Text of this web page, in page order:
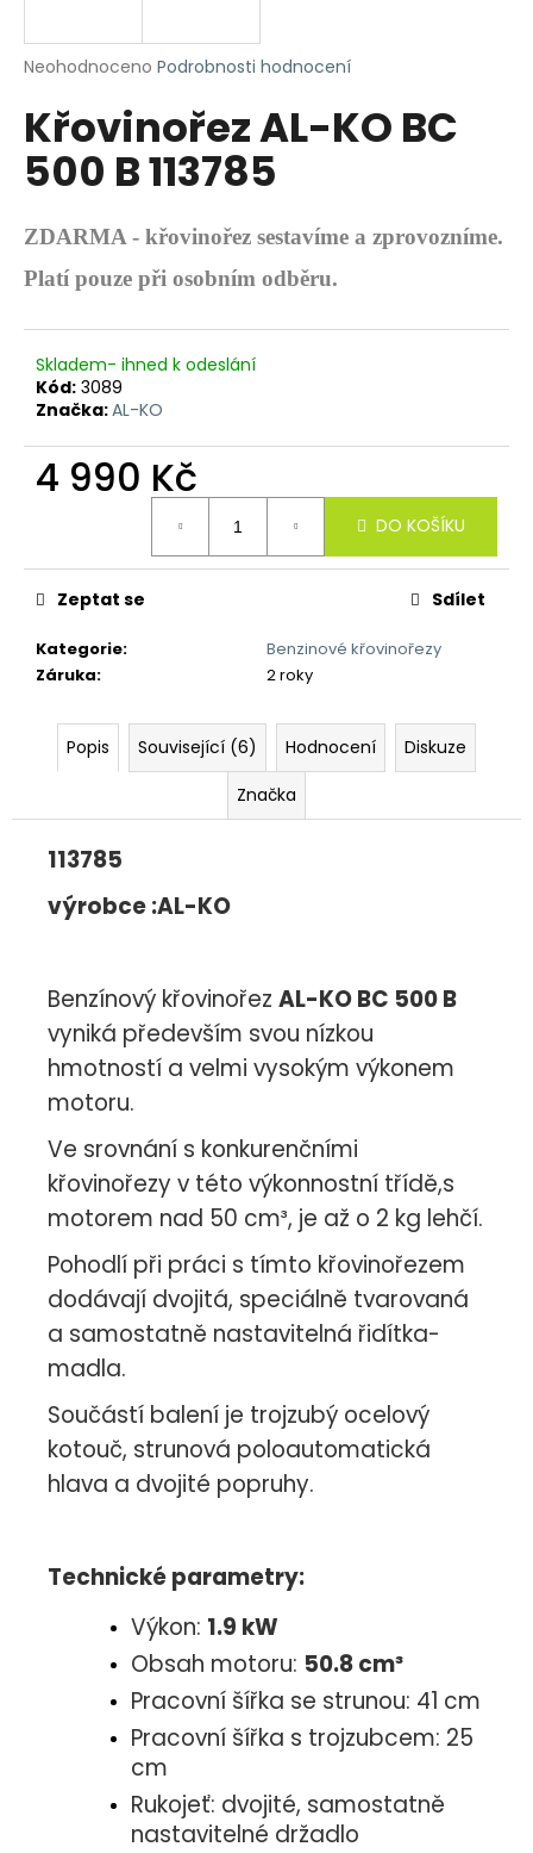
Průměrné
produktu
je
0,0
z
hvězdiček.
Neohodnoceno Podrobnosti hodnocení
Křovinořez AL-KO BC
500 B 113785
ZDARMA - křovinořez sestavíme a zprovozníme.
Platí pouze při osobním odběru.
Skladem- ihned k odeslání
Kód: 3089
Značka:AL-KO
4 990 Kč
DO KOŠÍKU
Kategorie:
Benzinové křovinořezy
Záruka: 2 roky
Zeptat se Sdílet
Popis Související (6) Hodnocení
Diskuze
Značka
113785
výrobce :AL-KO
Benzínový křovinořez AL-KO BC 500 B
vyniká především svou nízkou
hmotností a velmi vysokým výkonem
motoru.
Ve srovnání s konkurenčními
křovinořezy v této výkonnostní třídě,s
motorem nad 50 cm³, je až o 2 kg lehčí.
Pohodlí při práci s tímto křovinořezem
dodávají dvojitá, speciálně tvarovaná
a samostatně nastavitelná řidítka-
madla.
Součástí balení je trojzubý ocelový
kotouč, strunová poloautomatická
hlava a dvojité popruhy.
Technické parametry:
Výkon: 1.9 kW
Obsah motoru: 50.8cm³
Pracovní šířka se strunou: 41 cm
Pracovní šířka s trojzubcem: 25
cm
Rukojeť: dvojité, samostatně
nastavitelné držadlo
j
t
?
HLEDAT
D
o
u
e
m
e